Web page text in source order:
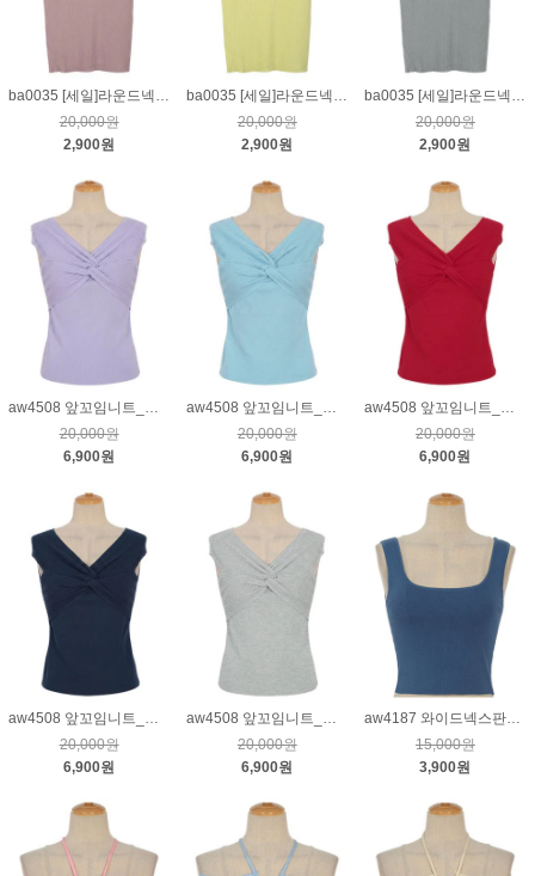
ba0035 [세일]라운드넥골지민소매니트_핑크
20,000원
2,900원
ba0035 [세일]라운드넥골지민소매니트_옐로우
20,000원
2,900원
ba0035 [세일]라운드넥골지민소매니트_그레이
20,000원
2,900원
20,000원
6,900원
20,000원
6,900원
20,000원
6,900원
aw4508 앞꼬임니트_네이비
20,000원
6,900원
aw4508 앞꼬임니트_그레이
20,000원
6,900원
aw4187 와이드넥스판나시니트_블루
15,000원
3,900원